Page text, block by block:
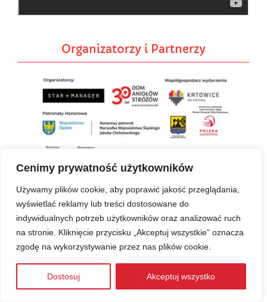
Cenimy prywatność użytkowników
Używamy plików cookie, aby poprawić jakość przeglądania,
wyświetlać reklamy lub treści dostosowane do
indywidualnych potrzeb użytkowników oraz analizować ruch
na stronie. Kliknięcie przycisku „Akceptuj wszystkie” oznacza
zgodę na wykorzystywanie przez nas plików cookie.
Dostosuj Akceptuj wszystko
Organizatorzy i Partnerzy